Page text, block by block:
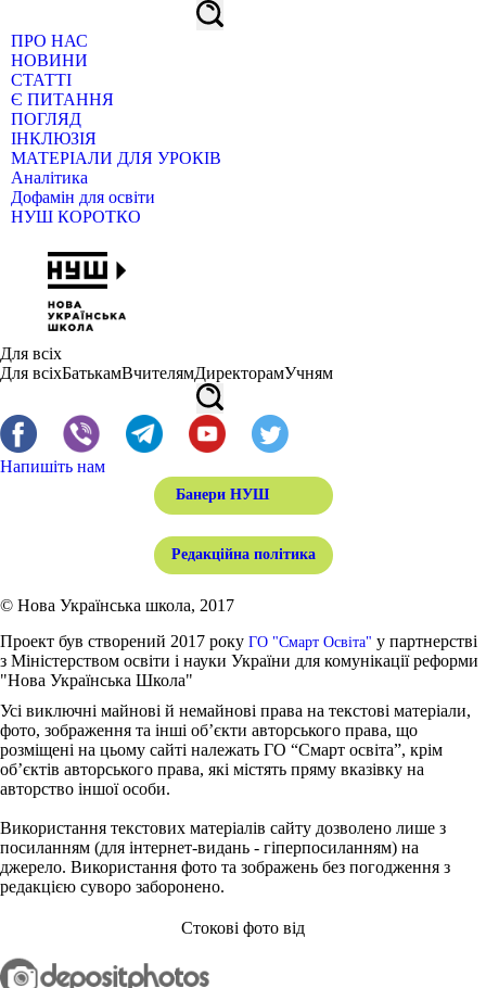
ПРО НАС
НОВИНИ
СТАТТІ
Є ПИТАННЯ
ПОГЛЯД
ІНКЛЮЗІЯ
МАТЕРІАЛИ ДЛЯ УРОКІВ
Аналітика
Дофамін для освіти
НУШ КОРОТКО
Для всіх
Для всіхБатькамВчителямДиректорамУчням
Напишіть нам
Банери НУШ
Редакційна політика
© Нова Українська школа, 2017
Проект був створений 2017 року ГО "Смарт Освіта" у партнерстві
з Міністерством освіти і науки України для комунікації реформи
"Нова Українська Школа"
Усі виключні майнові й немайнові права на текстові матеріали,
фото, зображення та інші об’єкти авторського права, що
розміщені на цьому сайті належать ГО “Смарт освіта”, крім
об’єктів авторського права, які містять пряму вказівку на
авторство іншої особи.
Використання текстових матеріалів сайту дозволено лише з
посиланням (для інтернет-видань - гіперпосиланням) на
джерело. Використання фото та зображень без погодження з
редакцією суворо заборонено.
Стокові фото від